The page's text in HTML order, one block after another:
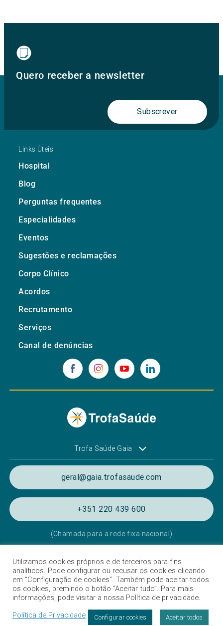
Quero receber a newsletter
Subscrever
Links Úteis
Hospital
Blog
Perguntas frequentes
Especialidades
Eventos
Sugestões e reclamações
Corpo Clínico
Acordos
Recrutamento
Serviços
Canal de denúncias
Trofa Saúde Gaia
geral@gaia.trofasaude.com
+351 220 439 600
(Chamada para a rede fixa nacional)
Política de Privacidade e de Cookies
Termos e condições de utilização
Listagem das Unidades Hospitalares
Proteção de dados
Utilizamos cookies próprios e de terceiros para fins
analíticos. Pode configurar ou recusar os cookies clicando
em “Configuração de cookies”. Também pode aceitar todos
os cookies, premindo o botão “Aceitar tudo”. Para mais
informações, pode visitar a nossa Política de privacidade.
Política de Privacidade
Configurar cookies Aceitar todos